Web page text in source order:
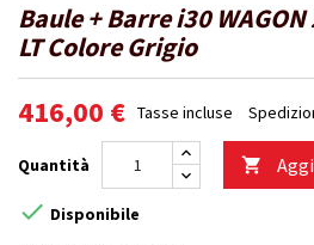
Baule + Barre i30
LT Colore Grigio
416,00 € Tasse incluse
Quantità 
 Disponibile